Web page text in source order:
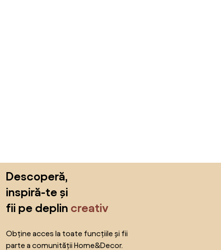
Descoperă,
inspiră-te și
fii pe deplin creativ
Obține acces la toate funcțiile și fii
parte a comunității Home&Decor.